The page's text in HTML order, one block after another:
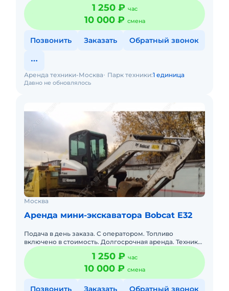
1 250 ₽ час
10 000 ₽ смена
Позвонить Заказать Обратный звонок
Давно не обновлялось
Аренда техники-Москва Парк техники:1 единица
Москва
Аренда мини-экскаватора Bobcat E32
Подача в день заказа. С оператором. Топливо
включено в стоимость. Долгосрочная аренда. Техника
с малой наработкой. Сейчас свободна. Пакет отчетных
документов.
1 250 ₽ час
10 000 ₽ смена
Позвонить Заказать Обратный звонок